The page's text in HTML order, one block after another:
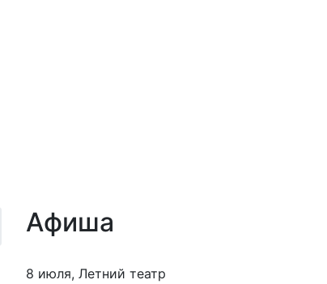
Афиша
8 июля, Летний театр